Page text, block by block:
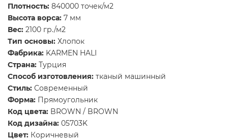
Плотность: 840000 точек/м2
Высота ворса: 7 мм
Вес: 2100 гр./м2
Тип основы: Хлопок
Фабрика: KARMEN HALI
Страна: Турция
Способ изготовления: тканый машинный
Стиль: Современный
Форма: Прямоугольник
Код цвета: BROWN / BROWN
Код дизайна: 05703K
Цвет: Коричневый